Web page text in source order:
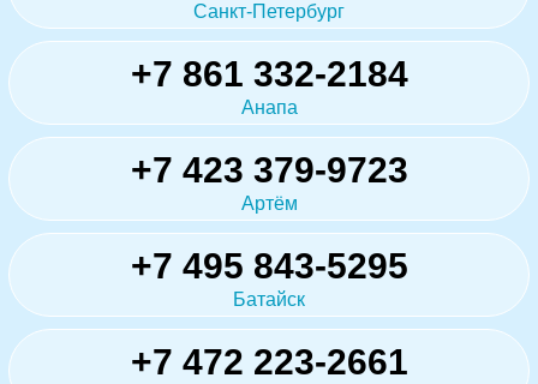
Санкт-Петербург
+7 861 332-2184
Анапа
+7 423 379-9723
Артём
+7 495 843-5295
Батайск
+7 472 223-2661